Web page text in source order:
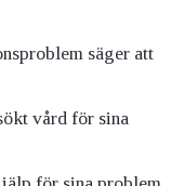
säger att
vård för sina